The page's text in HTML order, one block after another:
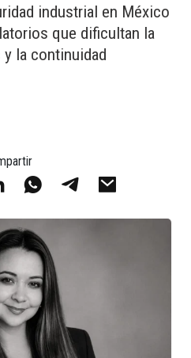
industrial en México
que dificultan la
la continuidad